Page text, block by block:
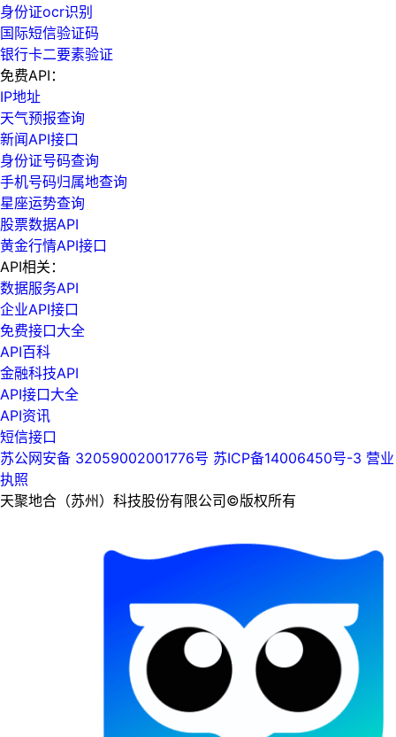
身份证ocr识别
国际短信验证码
银行卡二要素验证
免费API：
IP地址
天气预报查询
新闻API接口
身份证号码查询
手机号码归属地查询
星座运势查询
股票数据API
黄金行情API接口
API相关：
数据服务API
企业API接口
免费接口大全
API百科
金融科技API
API接口大全
API资讯
短信接口
苏公网安备 32059002001776号 苏ICP备14006450号-3 营业
执照
天聚地合（苏州）科技股份有限公司©版权所有